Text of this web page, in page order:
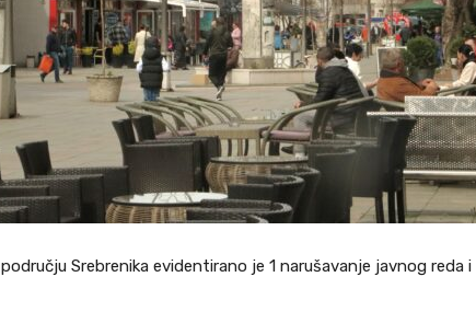
Srebrenika evidentirano je 1 narušavanje javnog reda i